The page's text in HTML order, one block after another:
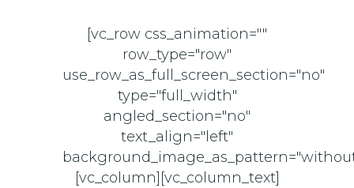
[vc_row css_animation=""
row_type="row"
use_row_as_full_screen_section="no"
type="full_width"
angled_section="no"
text_align="left"
[vc_column][vc_column_text]